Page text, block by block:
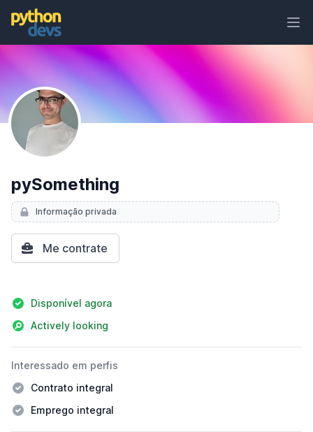
PythonDevs
pySomething
Informação privada
Me contrate
Detalhes
Disponível agora
Actively looking
Interessado em perfis
Contrato integral
Emprego integral